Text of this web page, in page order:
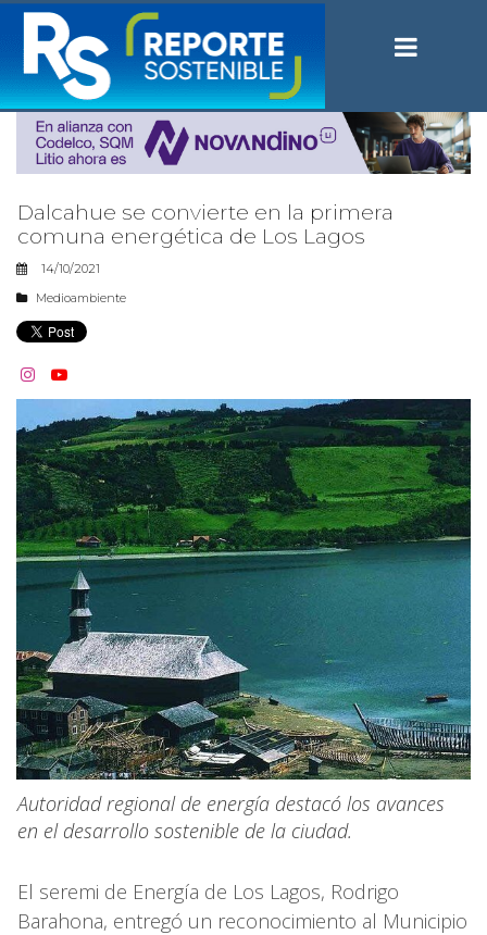
Dalcahue se convierte en la primera
comuna energética de Los Lagos
14/10/2021
Medioambiente
 
Autoridad regional de energía destacó los avances
en el desarrollo sostenible de la ciudad.
El seremi de Energía de Los Lagos, Rodrigo
Barahona, entregó un reconocimiento al Municipio